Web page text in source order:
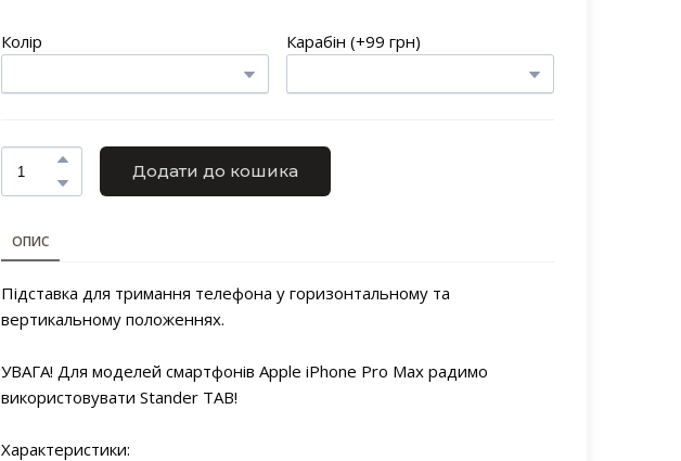
Колір Карабін (+99 грн)
Додати до кошика
ОПИС
Підставка для тримання телефона у горизонтальному та
вертикальному положеннях.
УВАГА! Для моделей смартфонів Apple iPhone Pro Max радимо
використовувати Stander TAB!
Характеристики: